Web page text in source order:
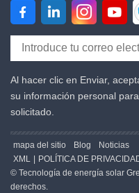
Al hacer clic en Enviar,
su información personal
solicitado.
mapa del sitio Blog
Noticias
XML | POLÍTICA DE
© Tecnología de energía solar
derechos.